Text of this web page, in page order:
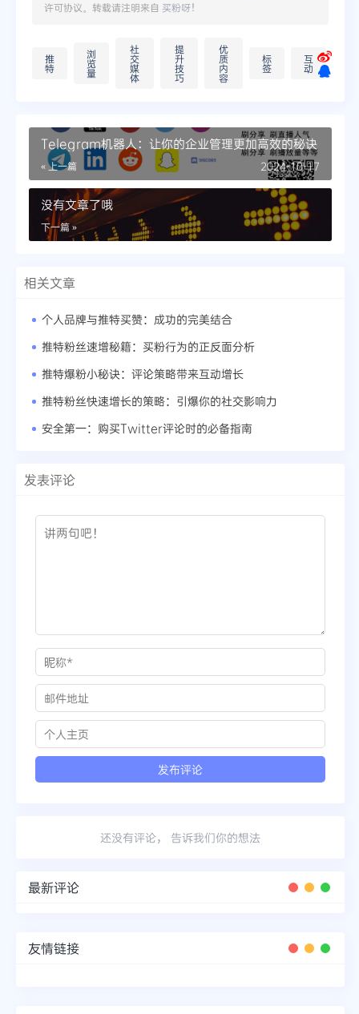
许可协议。转载请注明来自 买粉呀！
推
特
浏
览
量
社
交
媒
体
提
升
技
巧
优
质
内
容
标
签
互
动
Telegram机器人：让你的企业管理更加高效的秘诀
« 上一篇 2024-10-17
没有文章了哦
下一篇 »
相关文章
个人品牌与推特买赞：成功的完美结合
推特粉丝速增秘籍：买粉行为的正反面分析
推特爆粉小秘诀：评论策略带来互动增长
推特粉丝快速增长的策略：引爆你的社交影响力
安全第一：购买Twitter评论时的必备指南
发表评论
还没有评论， 告诉我们你的想法
最新评论
友情链接